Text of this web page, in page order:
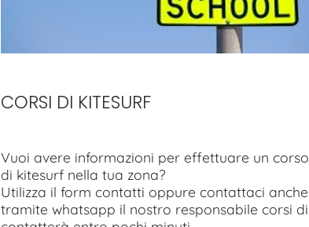
CORSI DI KITESURF
Vuoi avere informazioni per effettuare un corso
di kitesurf nella tua zona?
Utilizza il form contatti oppure contattaci anche
tramite whatsapp il nostro responsabile corsi di